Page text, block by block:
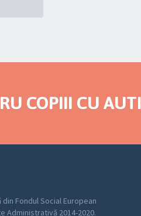
COPIII CU
Fondul Social European
Administrativă 2014-2020.